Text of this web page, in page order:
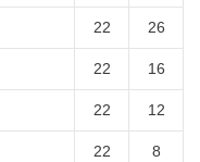
22 26
22 16
22 12
22 8